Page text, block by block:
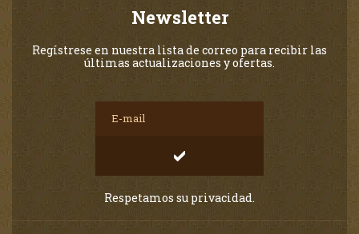
Newsletter
Regístrese en nuestra lista de correo para recibir las
últimas actualizaciones y ofertas.
Respetamos su privacidad.